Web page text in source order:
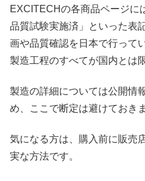
EXCITECHの各商品ページに
品質試験実施済」といった表
画や品質確認を日本で行って
製造工程のすべてが国内とは
製造の詳細については公開情
め、ここで断定は避けておきま
気になる方は、購入前に販売
実な方法です。